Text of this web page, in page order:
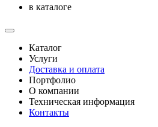
в каталоге
Каталог
Услуги
Доставка и оплата
Портфолио
О компании
Техническая информация
Контакты